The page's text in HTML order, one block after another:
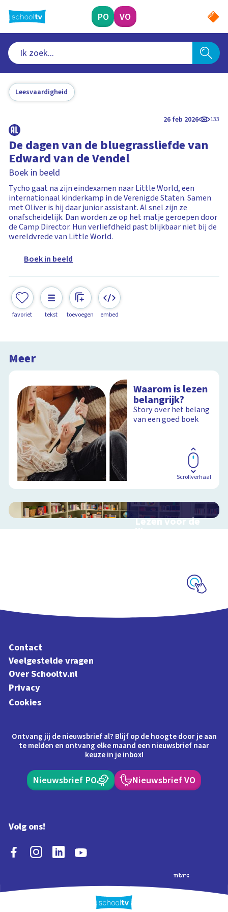
naar
hoofdinhoud
PO VO
Leesvaardigheid
26 feb 2026 133
De dagen van de bluegrassliefde van
Edward van de Vendel
Boek in beeld
Tycho gaat na zijn eindexamen naar Little World, een
internationaal kinderkamp in de Verenigde Staten. Samen
met Oliver is hij daar junior assistant. Al snel zijn ze
onafscheidelijk. Dan worden ze op het matje geroepen door
de Camp Director. Hun verliefdheid past blijkbaar niet bij de
wereldvrede van Little World.
Boek in beeld
favoriet tekst toevoegen embed
Meer
Waarom is lezen
belangrijk?
Story over het belang
van een goed boek
Scrollverhaal
Lezen voor de
lijst
Contact
Veelgestelde vragen
Over Schooltv.nl
Privacy
Cookies
Ontvang jij de nieuwsbrief al? Blijf op de hoogte door je aan
te melden en ontvang elke maand een nieuwsbrief naar
keuze in je inbox!
Nieuwsbrief PO Nieuwsbrief VO
Volg ons!